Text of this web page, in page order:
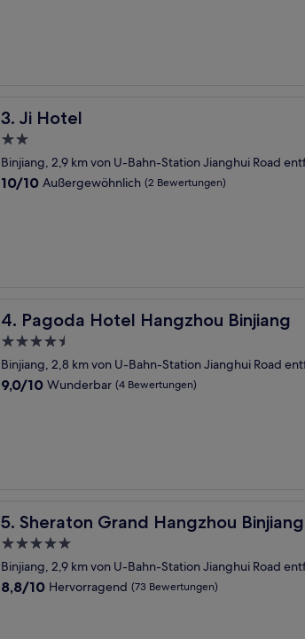
3. Ji Hotel
Ji Hotel
2.0-
Sterne-
Unterkunft
Binjiang, 2,9 km von U-Bahn-Station Jianghui Road
10.0
10/10 Außergewöhnlich (2 Bewertungen)
4. Pagoda Hotel Hangzhou Binjiang
Pagoda Hotel Hangzhou Binjiang
4.5-
Sterne-
Unterkunft
Binjiang, 2,8 km von U-Bahn-Station Jianghui Road
9.0
9,0/10 Wunderbar (4 Bewertungen)
5. Sheraton Grand Hangzhou
Sheraton Grand Hangzhou Binjiang Hotel
5.0-
Sterne-
Unterkunft
Binjiang, 2,9 km von U-Bahn-Station Jianghui Road
8.8
8,8/10 Hervorragend (73 Bewertungen)